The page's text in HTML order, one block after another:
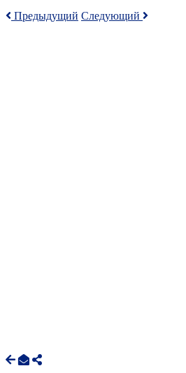
Предыдущий Следующий